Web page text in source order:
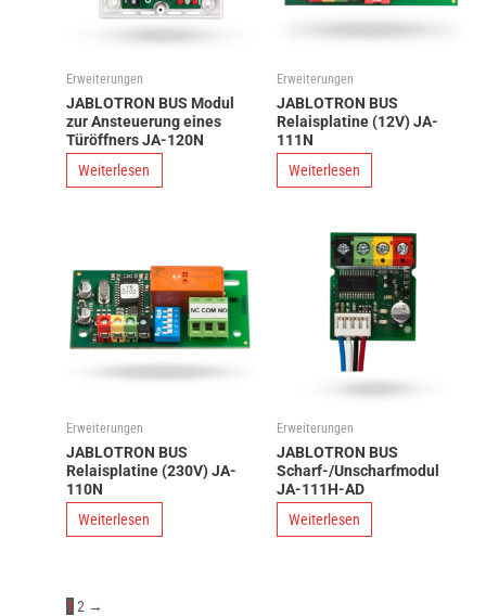
Erweiterungen
JABLOTRON BUS Modul
zur Ansteuerung eines
Türöffners JA-120N
Weiterlesen
Erweiterungen
JABLOTRON BUS
Relaisplatine (12V) JA-
111N
Weiterlesen
Erweiterungen
JABLOTRON BUS
Relaisplatine (230V) JA-
110N
Weiterlesen
Erweiterungen
JABLOTRON BUS
Scharf-/Unscharfmodul
JA-111H-AD
Weiterlesen
1 2 →